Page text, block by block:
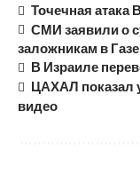
Точечная атака
СМИ заявили о
заложникам в Газе
В Израиле
ЦАХАЛ показал
видео